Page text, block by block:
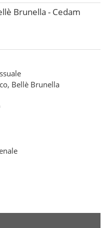
Brunella - Cedam
Bellè Brunella